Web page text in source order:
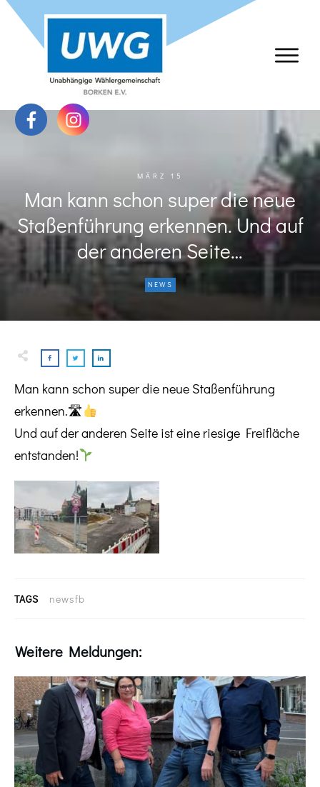
MÄRZ 15
Man kann schon super die neue
Staßenführung erkennen. Und auf
der anderen Seite…
NEWS
Man kann schon super die neue Staßenführung
erkennen.🛣
Und auf der anderen Seite ist eine riesige Freifläche
entstanden!
TAGS newsfb
Weitere Meldungen: